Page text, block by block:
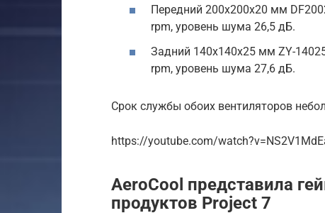
Передний 200x200x20 мм
rpm, уровень шума 26,5 дБ.
Задний 140x140x25 мм ZY-
rpm, уровень шума 27,6 дБ.
Срок службы обоих вентиляторов
https://youtube.com/
AeroCool представила
продуктов Project 7